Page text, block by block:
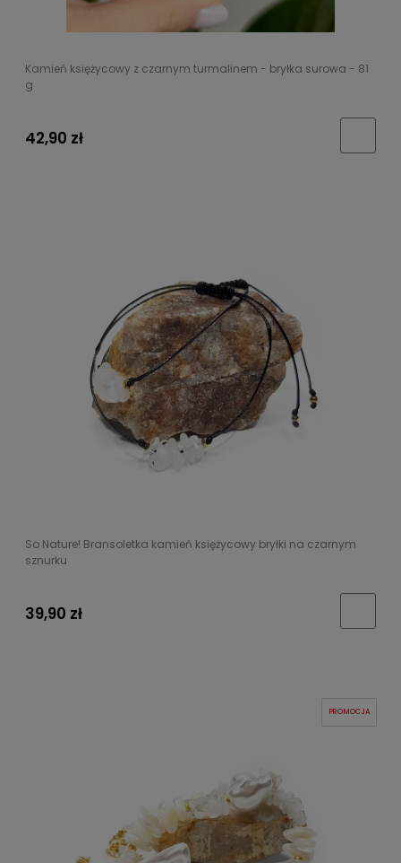
Kamień księżycowy z czarnym turmalinem - bryłka surowa - 81
g
42,90 zł
So Nature! Bransoletka kamień księżycowy bryłki na czarnym
sznurku
39,90 zł
PROMOCJA